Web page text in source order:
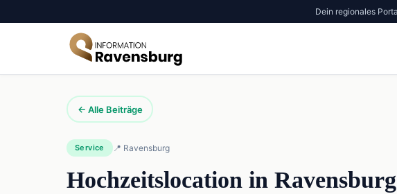
Dein regionales
← Alle Beiträge
Service 📍 Ravensburg
Hochzeitslocation in